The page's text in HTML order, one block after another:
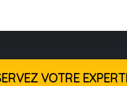
VOTRE